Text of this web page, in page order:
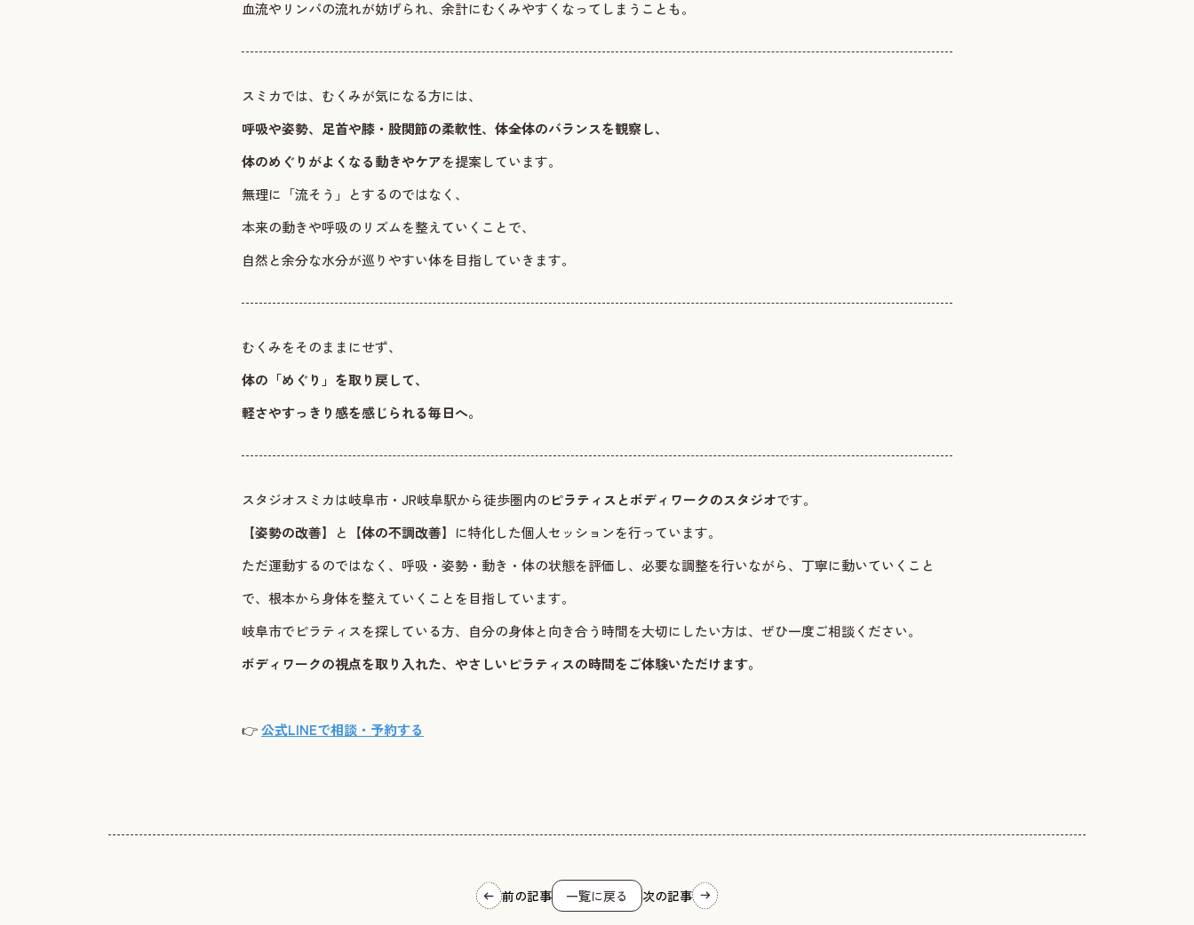
血流やリンパの流れが妨げられ、余計にむくみやすくなってしまうことも。
スミカでは、むくみが気になる方には、
呼吸や姿勢、足首や膝・股関節の柔軟性、体全体のバランスを観察し、
体のめぐりがよくなる動きやケアを提案しています。
無理に「流そう」とするのではなく、
本来の動きや呼吸のリズムを整えていくことで、
自然と余分な水分が巡りやすい体を目指していきます。
むくみをそのままにせず、
体の「めぐり」を取り戻して、
軽さやすっきり感を感じられる毎日へ。
スタジオスミカは岐阜市・JR岐阜駅から徒歩圏内のピラティスとボディワークのスタジオです。
【姿勢の改善】と【体の不調改善】に特化した個人セッションを行っています。
ただ運動するのではなく、呼吸・姿勢・動き・体の状態を評価し、必要な調整を行いながら、丁寧に動いていくこと
で、根本から身体を整えていくことを目指しています。
岐阜市でピラティスを探している方、自分の身体と向き合う時間を大切にしたい方は、ぜひ一度ご相談ください。
ボディワークの視点を取り入れた、やさしいピラティスの時間をご体験いただけます。
👉公式LINEで相談・予約する
前の記事 一覧に戻る 次の記事